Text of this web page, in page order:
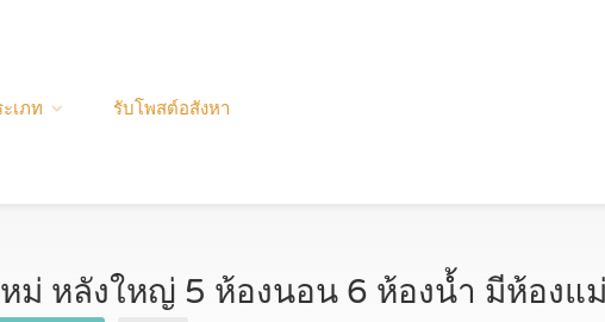
เภท รับโพสต์อสังหา
ม่ หลังใหญ่ 5 ห้องนอน 6 ห้องน้ำ มีห้องแ